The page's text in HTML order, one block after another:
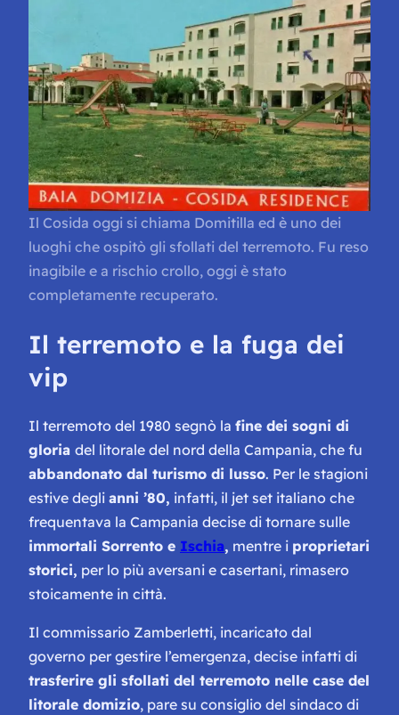
Il Cosida oggi si chiama Domitilla ed è uno dei
luoghi che ospitò gli sfollati del terremoto. Fu reso
inagibile e a rischio crollo, oggi è stato
completamente recuperato.
Il terremoto e la fuga dei
vip
Il terremoto del 1980 segnò la fine dei sogni di
gloria del litorale del nord della Campania, che fu
abbandonato dal turismo di lusso. Per le stagioni
estive degli anni ’80, infatti, il jet set italiano che
frequentava la Campania decise di tornare sulle
immortali Sorrento e Ischia, mentre i proprietari
storici, per lo più aversani e casertani, rimasero
stoicamente in città.
Il commissario Zamberletti, incaricato dal
governo per gestire l’emergenza, decise infatti di
trasferire gli sfollati del terremoto nelle case del
litorale domizio, pare su consiglio del sindaco di